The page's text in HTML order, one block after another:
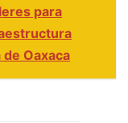
para
Oaxaca